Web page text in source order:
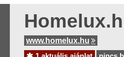
www.homelux.hu